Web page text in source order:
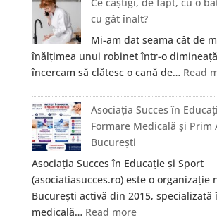
apartament
din
Cluj?
de
baie
cu
limitator
de
debit
cum
te
ajută?
cu gât înalt?
Mi-am dat seama cât de
înălțimea unui robinet într-o
încercam să clătesc o cană de… Read
Asociația Succes în
Formare Medicală și Prim
București
Asociația Succes în Educație și Sport
(asociatiasucces.ro) este o organizație
București activă din 2015, specializată
medicală… Read more: